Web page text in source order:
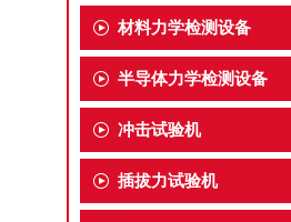
材料力学检测设备
半导体力学检测设备
冲击试验机
插拔力试验机